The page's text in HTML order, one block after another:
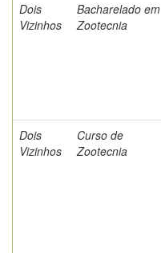
Dois
Vizinhos
Bacharelado em
Zootecnia
Dois
Vizinhos
Curso de
Zootecnia